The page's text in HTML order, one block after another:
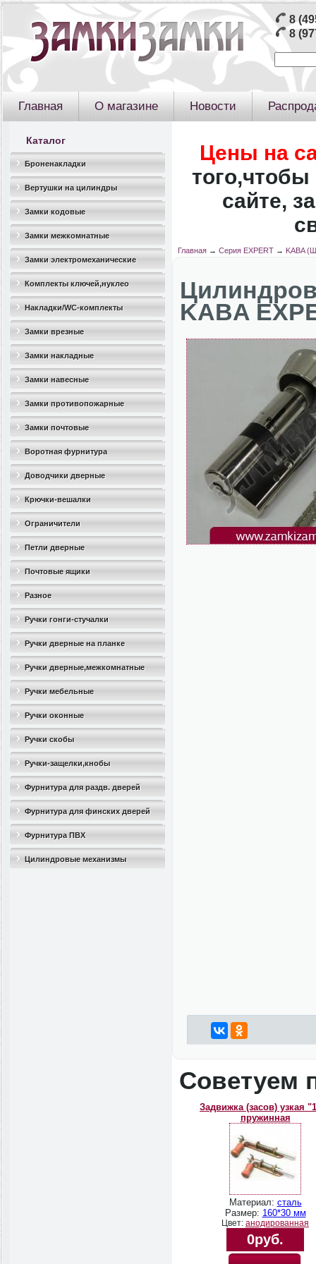
8
8
Главная О магазине Новости
Каталог
Броненакладки
Вертушки на цилиндры
Замки кодовые
Замки межкомнатные
Замки электромеханические
Комплекты ключей,нуклео
Накладки/WC-комплекты
Замки врезные
Замки накладные
Замки навесные
Замки противопожарные
Замки почтовые
Воротная фурнитура
Доводчики дверные
Крючки-вешалки
Ограничители
дверные(стопоры)
Петли дверные
Почтовые ящики
Разное
Ручки гонги-стучалки
Ручки дверные на планке
Ручки дверные,межкомнатные
Ручки мебельные
Ручки оконные
Ручки скобы
Ручки-защелки,кнобы
Фурнитура для раздв. дверей
Фурнитура для финских дверей
Фурнитура ПВХ
Цилиндровые механизмы
Цены на
того,чтобы
сайте,
Главная→ Серия EXPERT→ KABA
KABA
Советуем
Задвижка (засов) узкая
пружинная
Материал: сталь
Размер: 160*30 мм
Цвет: анодированная
0руб.